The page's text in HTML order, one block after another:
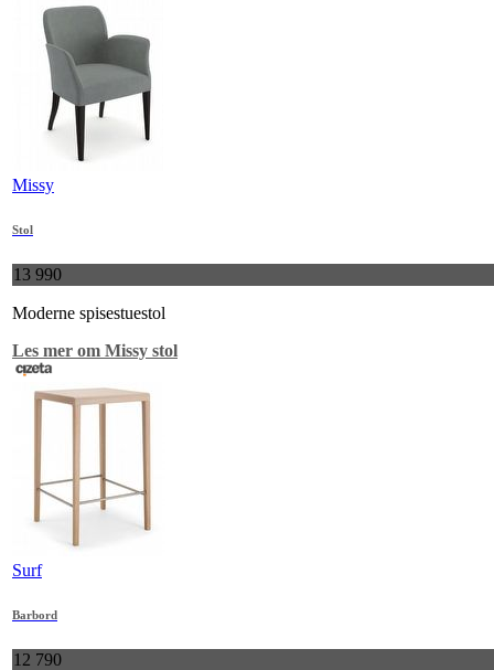
Missy
Stol
13 990
Moderne spisestuestol
Les mer om Missy stol
Surf
Barbord
12 790